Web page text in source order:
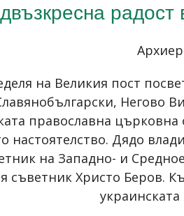
на Великия пост
Негово
православна
настоятелство. Дядо
на Западно- и
съветник Христо Беров.